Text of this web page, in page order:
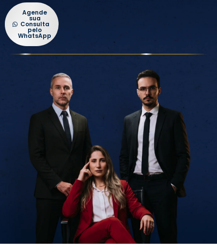
Agende
sua
Consulta
pelo
WhatsApp